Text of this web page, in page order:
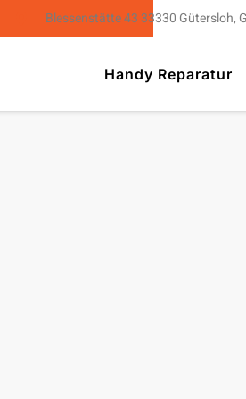
Blessenstätte 43 33330 Gütersloh,
Handy Reparatur